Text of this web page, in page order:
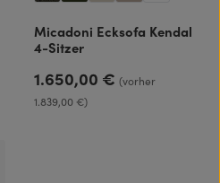
Micadoni Ecksofa Kendal
4-Sitzer
Regulärer Preis:
1.650,00 €(vorher
1.839,00 €)